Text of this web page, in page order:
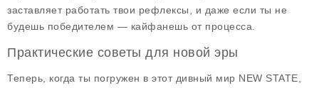
заставляет работать твои рефлексы, и даже если ты не
будешь победителем — кайфанешь от процесса.
Практические советы для новой эры
Теперь, когда ты погружен в этот дивный мир NEW STATE,